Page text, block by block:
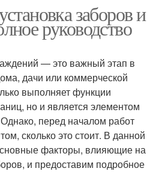
Забор на участок
заборов и
руководство
— это важный этап в
дачи или коммерческой
выполняет функции
но и является элементом
перед началом работ
сколько это стоит. В данной
факторы, влияющие на
и предоставим подробное